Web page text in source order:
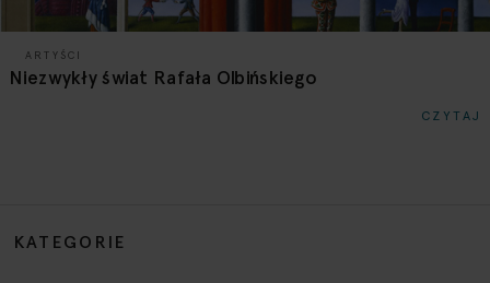
ARTYŚCI
Niezwykły świat Rafała Olbińskiego
CZYTAJ
KATEGORIE